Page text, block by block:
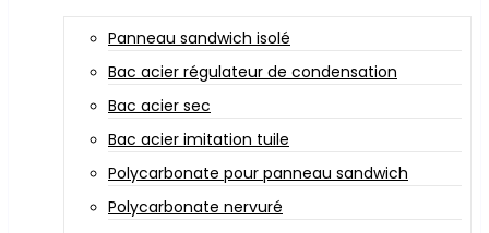
Panneau sandwich isolé
Bac acier régulateur de condensation
Bac acier sec
Bac acier imitation tuile
Polycarbonate pour panneau sandwich
Polycarbonate nervuré